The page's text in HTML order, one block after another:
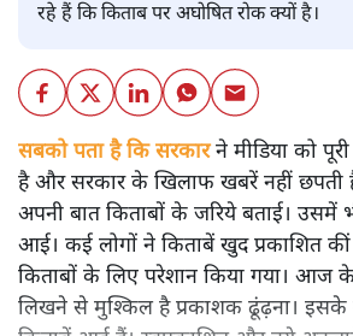
रहे हैं कि किताब पर अघोषित रोक क्यों है।
सबको पता है कि सरकारने मीडिया को
है और सरकार के खिलाफ खबरें नहीं छपती
अपनी बात किताबों के जरिये बताई। उसमें
आई। कई लोगों ने किताबें खुद प्रकाशित
किताबों के लिए परेशान किया गया। आज
लिखने से मुश्किल है प्रकाशक ढूंढ़ना।